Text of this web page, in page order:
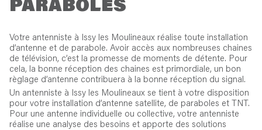
PARABOLES
Votre antenniste à Issy les Moulineaux réalise toute installation
d’antenne et de parabole. Avoir accès aux nombreuses chaines
de télévision, c’est la promesse de moments de détente. Pour
cela, la bonne réception des chaines est primordiale, un bon
règlage d’antenne contribuera à la bonne réception du signal.
Un antenniste à Issy les Moulineaux se tient à votre disposition
pour votre installation d’antenne satellite, de paraboles et TNT.
Pour une antenne individuelle ou collective, votre antenniste
réalise une analyse des besoins et apporte des solutions